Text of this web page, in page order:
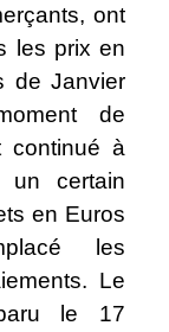
ont
les prix en
de Janvier
de
continué à
un certain
en Euros
les
Le
le 17